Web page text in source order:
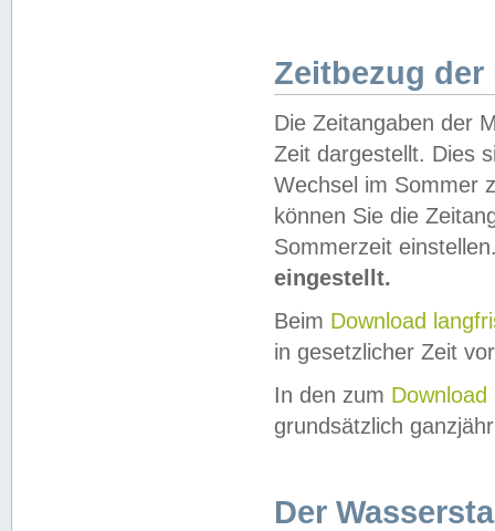
Zeitbezug der
Die Zeitangaben der
Zeit dargestellt. Dies
Wechsel im Sommer
können Sie die
Sommerzeit
eingestellt.
Beim Download
in gesetzlicher Zeit
In den zum Download
grundsätzlich
Der